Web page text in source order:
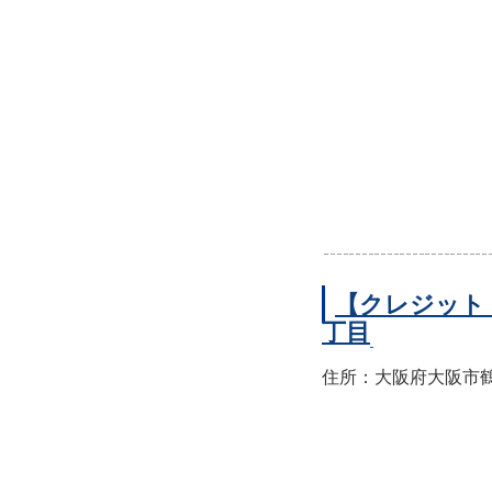
【クレジッ
丁目
住所：大阪府大阪市